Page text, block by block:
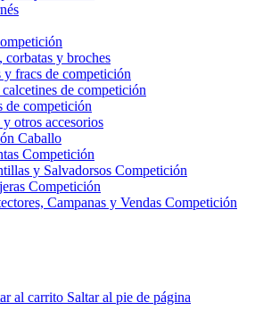
corbatas y broches
y fracs de competición
de competición
de competición
otros accesorios
Caballo
Competición
y Salvadorsos Competición
Competición
Campanas y Vendas Competición
al carrito Saltar al pie de página